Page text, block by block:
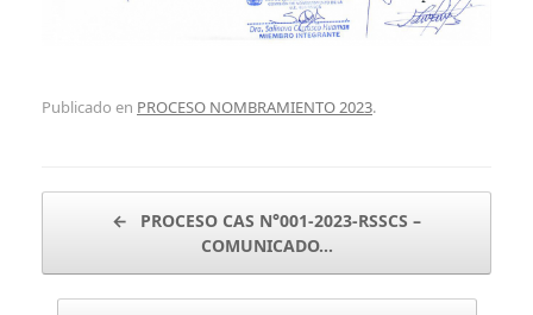
Publicado en PROCESO NOMBRAMIENTO 2023.
Navegador de artículos
←
PROCESO CAS N°001-2023-RSSCS –
COMUNICADO…